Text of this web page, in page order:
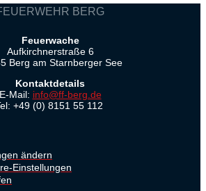
BERG
Feuerwache
Aufkirchnerstraße 6
Berg am Starnberger See
Kontaktdetails
E-Mail: info@ff-berg.de
+49 (0) 8151 55 112
ändern
Einstellungen